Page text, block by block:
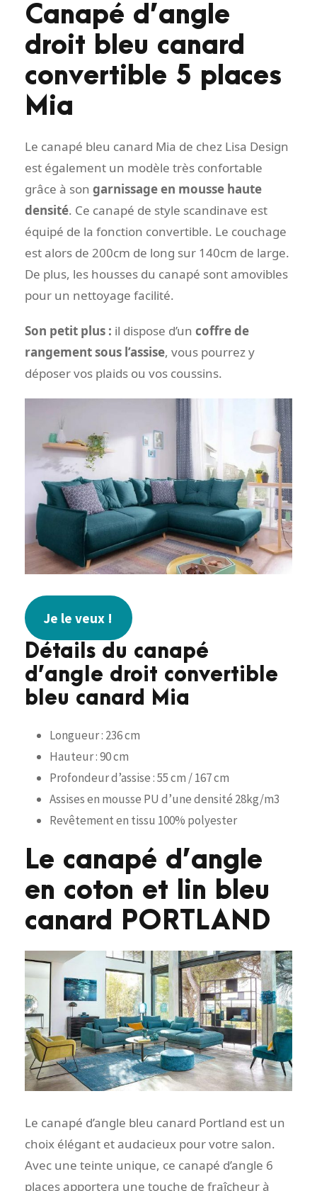
Canapé d’angle
droit bleu canard
convertible 5 places
Mia
Le canapé bleu canard Mia de chez Lisa Design
est également un modèle très confortable
grâce à son garnissage en mousse haute
densité. Ce canapé de style scandinave est
équipé de la fonction convertible. Le couchage
est alors de 200cm de long sur 140cm de large.
De plus, les housses du canapé sont amovibles
pour un nettoyage facilité.
Son petit plus : il dispose d’un coffre de
rangement sous l’assise, vous pourrez y
déposer vos plaids ou vos coussins.
Je le veux !
Détails du canapé
d’angle droit convertible
bleu canard Mia
Longueur : 236 cm
Hauteur : 90 cm
Profondeur d’assise : 55 cm / 167 cm
Assises en mousse PU d’une densité 28kg/m3
Revêtement en tissu 100% polyester
Le canapé d’angle
en coton et lin bleu
canard PORTLAND
Le canapé d’angle bleu canard Portland est un
choix élégant et audacieux pour votre salon.
Avec une teinte unique, ce canapé d’angle 6
places apportera une touche de fraîcheur à